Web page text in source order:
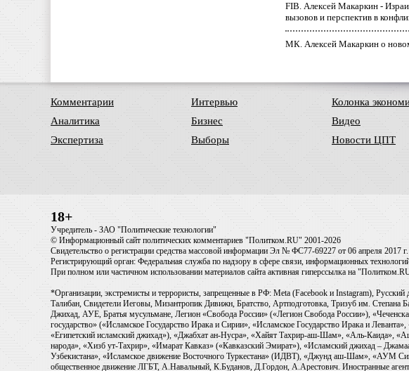
FIB. Алексей Макаркин -
вызовов и перспектив в
МК. Алексей Макаркин о
Комментарии
Аналитика
Экспертиза
Интервью
Бизнес
Выборы
Колонка
Видео
Новости ЦПТ
18+
Учредитель - ЗАО "Политические технологии"
© Информационный сайт политических комментариев "Политком.RU" 2001-2026
Свидетельство о регистрации средства массовой информации Эл № ФС77-69227 от 06 апреля 2017 г.
Регистрирующий орган: Федеральная служба по надзору в сфере связи, информационных
При полном или частичном использовании материалов сайта активная гиперссылка на
*Организации, экстремисты и террористы, запрещенные в РФ: Meta (Facebook и Instagram),
Талибан, Свидетели Иеговы, Мизантропик Дивижн, Братство, Артподготовка, Тризуб им.
Джихад, АУЕ, Братья мусульмане, Легион «Свобода России» («Легион Свобода России»),
государство» («Исламское Государство Ирака и Сирии», «Исламское Государство Ирака и
«Египетский исламский джихад»), «Джабхат ан-Нусра», «Хайят Тахрир-аш-Шам», «Аль-
народа», «Хизб ут-Тахрир», «Имарат Кавказ» («Кавказский Эмират»), «Исламский джихад –
Узбекистана», «Исламское движение Восточного Туркестана» (ИДВТ), «Джунд аш-Шам», «АУМ
общественное движение ЛГБТ, А.Навальный, К.Буданов, Д.Гордон, А.Арестович. Иностранные